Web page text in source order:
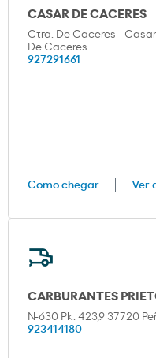
CASAR DE CACERES
Ctra. De Caceres -
De Caceres
927291661
Como chegar Ver
CARBURANTES
N-630 Pk: 423,9 37720
923414180